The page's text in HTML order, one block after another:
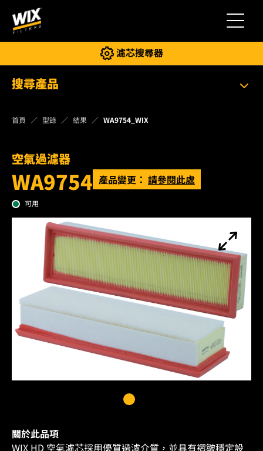
切換導航
濾芯搜尋器
搜尋產品
首頁 型錄 結果 WA9754_WIX
空氣過濾器
WA9754 產品變更： 請參閱此處
可用
關於此品項
WIX HD 空氣濾芯採用優質過濾介質，並具有褶皺穩定設